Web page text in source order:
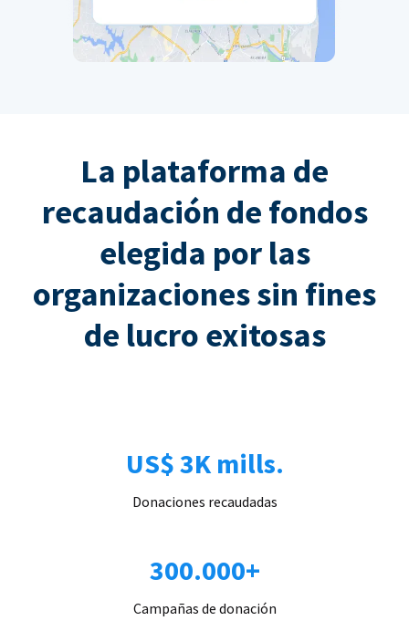
La plataforma de
recaudación de fondos
elegida por las
organizaciones sin fines
de lucro exitosas
US$ 3K mills.
Donaciones recaudadas
300.000+
Campañas de donación